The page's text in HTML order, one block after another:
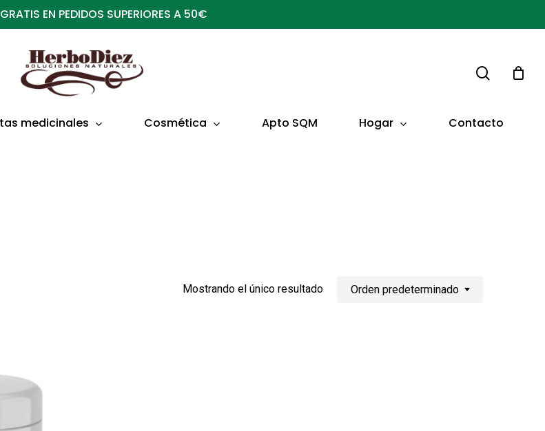
EN PEDIDOS SUPERIORES A 50€
medicinales Cosmética Apto SQM Hogar Contacto
Mostrando el único resultado Orden predeterminado